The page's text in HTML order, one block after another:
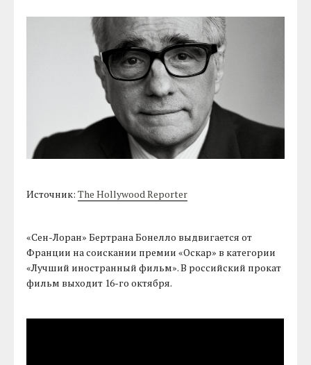
Источник:The Hollywood Reporter
«Сен-Лоран» Бертрана Бонелло выдвигается от
Франции на соискании премии «Оскар» в категории
«Лучший иностранный фильм». В российский прокат
фильм выходит 16-го октября.